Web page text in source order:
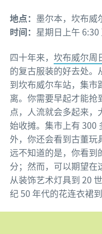
地点： 墨尔本，坎布威
时间： 星期日上午
四十年来， 坎布威尔周
的复古服装的好去处
到坎布威尔车站，集市
离。你需要早起才能抢
点，人流就会多起来
始收摊。集市上有 300
外，你还会看到古董玩
远不知道的是，你看到
分；然而，可以期望在
从装饰艺术灯具到 20
纪 50 年代的花连衣裙